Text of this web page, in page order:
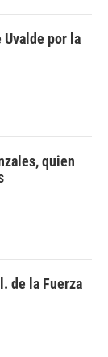
por la
quien
de la Fuerza